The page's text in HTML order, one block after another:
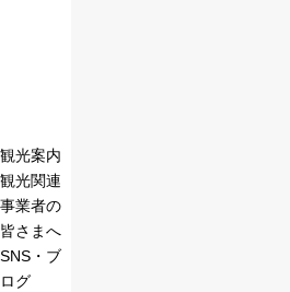
観光案内
観光関連
事業者の
皆さまへ
SNS・ブ
ログ